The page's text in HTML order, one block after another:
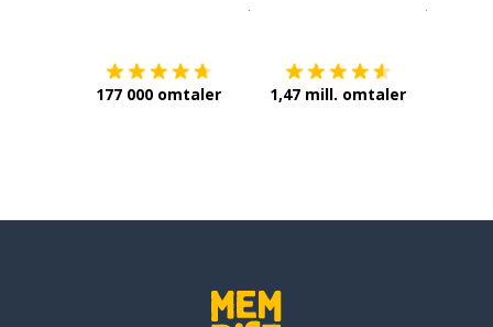
177 000 omtaler 1,47 mill. omtaler